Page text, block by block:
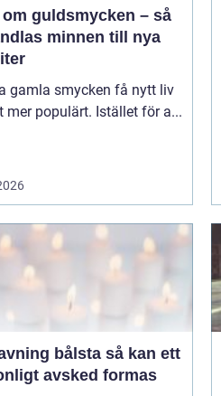
guldsmycken – så
minnen till nya
gamla smycken få nytt liv
mer populärt. Istället för a...
bålsta så kan ett
avsked formas